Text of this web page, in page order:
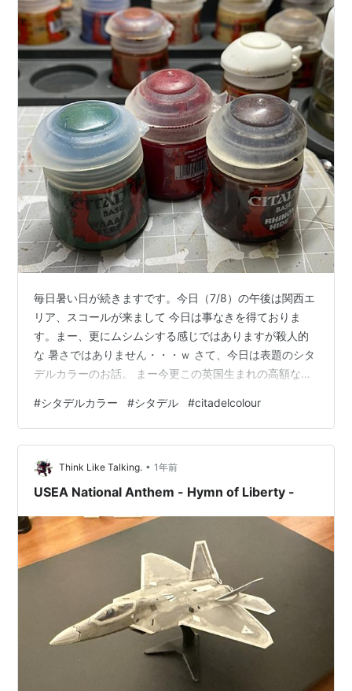
毎日暑い日が続きますです。今日（7/8）の午後は関西エ
リア、スコールが来まして 今日は事なきを得ておりま
す。まー、更にムシムシする感じではありますが殺人的
な 暑さではありません・・・ｗ さて、今日は表題のシタ
デルカラーのお話。 まー今更この英国生まれの高額な塗
そも28mmファンタジーフィギュアを塗る専門で開発さ
れた水性アクリル塗料 です。ですので、良く言えば発色
が鮮やか！悪く言えば、ちょっとおもちゃっぽい 原色系
の色目になってしまう・・感じ。 非常に隠蔽力と塗膜が
強くほぼ筆ムラが出ないという驚異の仕様ですｗｗ スケ
#シタデルカラー #シタデル #citadelcolour
Think Like Talking. • 1年前
USEA National Anthem - Hymn of Liberty -